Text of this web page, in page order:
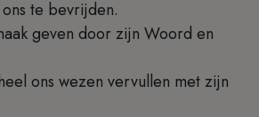
te bevrijden.
geven door zijn Woord en
ons wezen vervullen met zijn